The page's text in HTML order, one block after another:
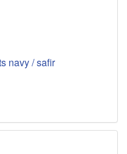
navy / safir